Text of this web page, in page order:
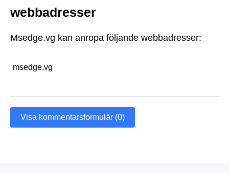
webbadresser
Msedge.vg kan anropa följande webbadresser:
msedge.vg
Visa kommentarsformulär (0)